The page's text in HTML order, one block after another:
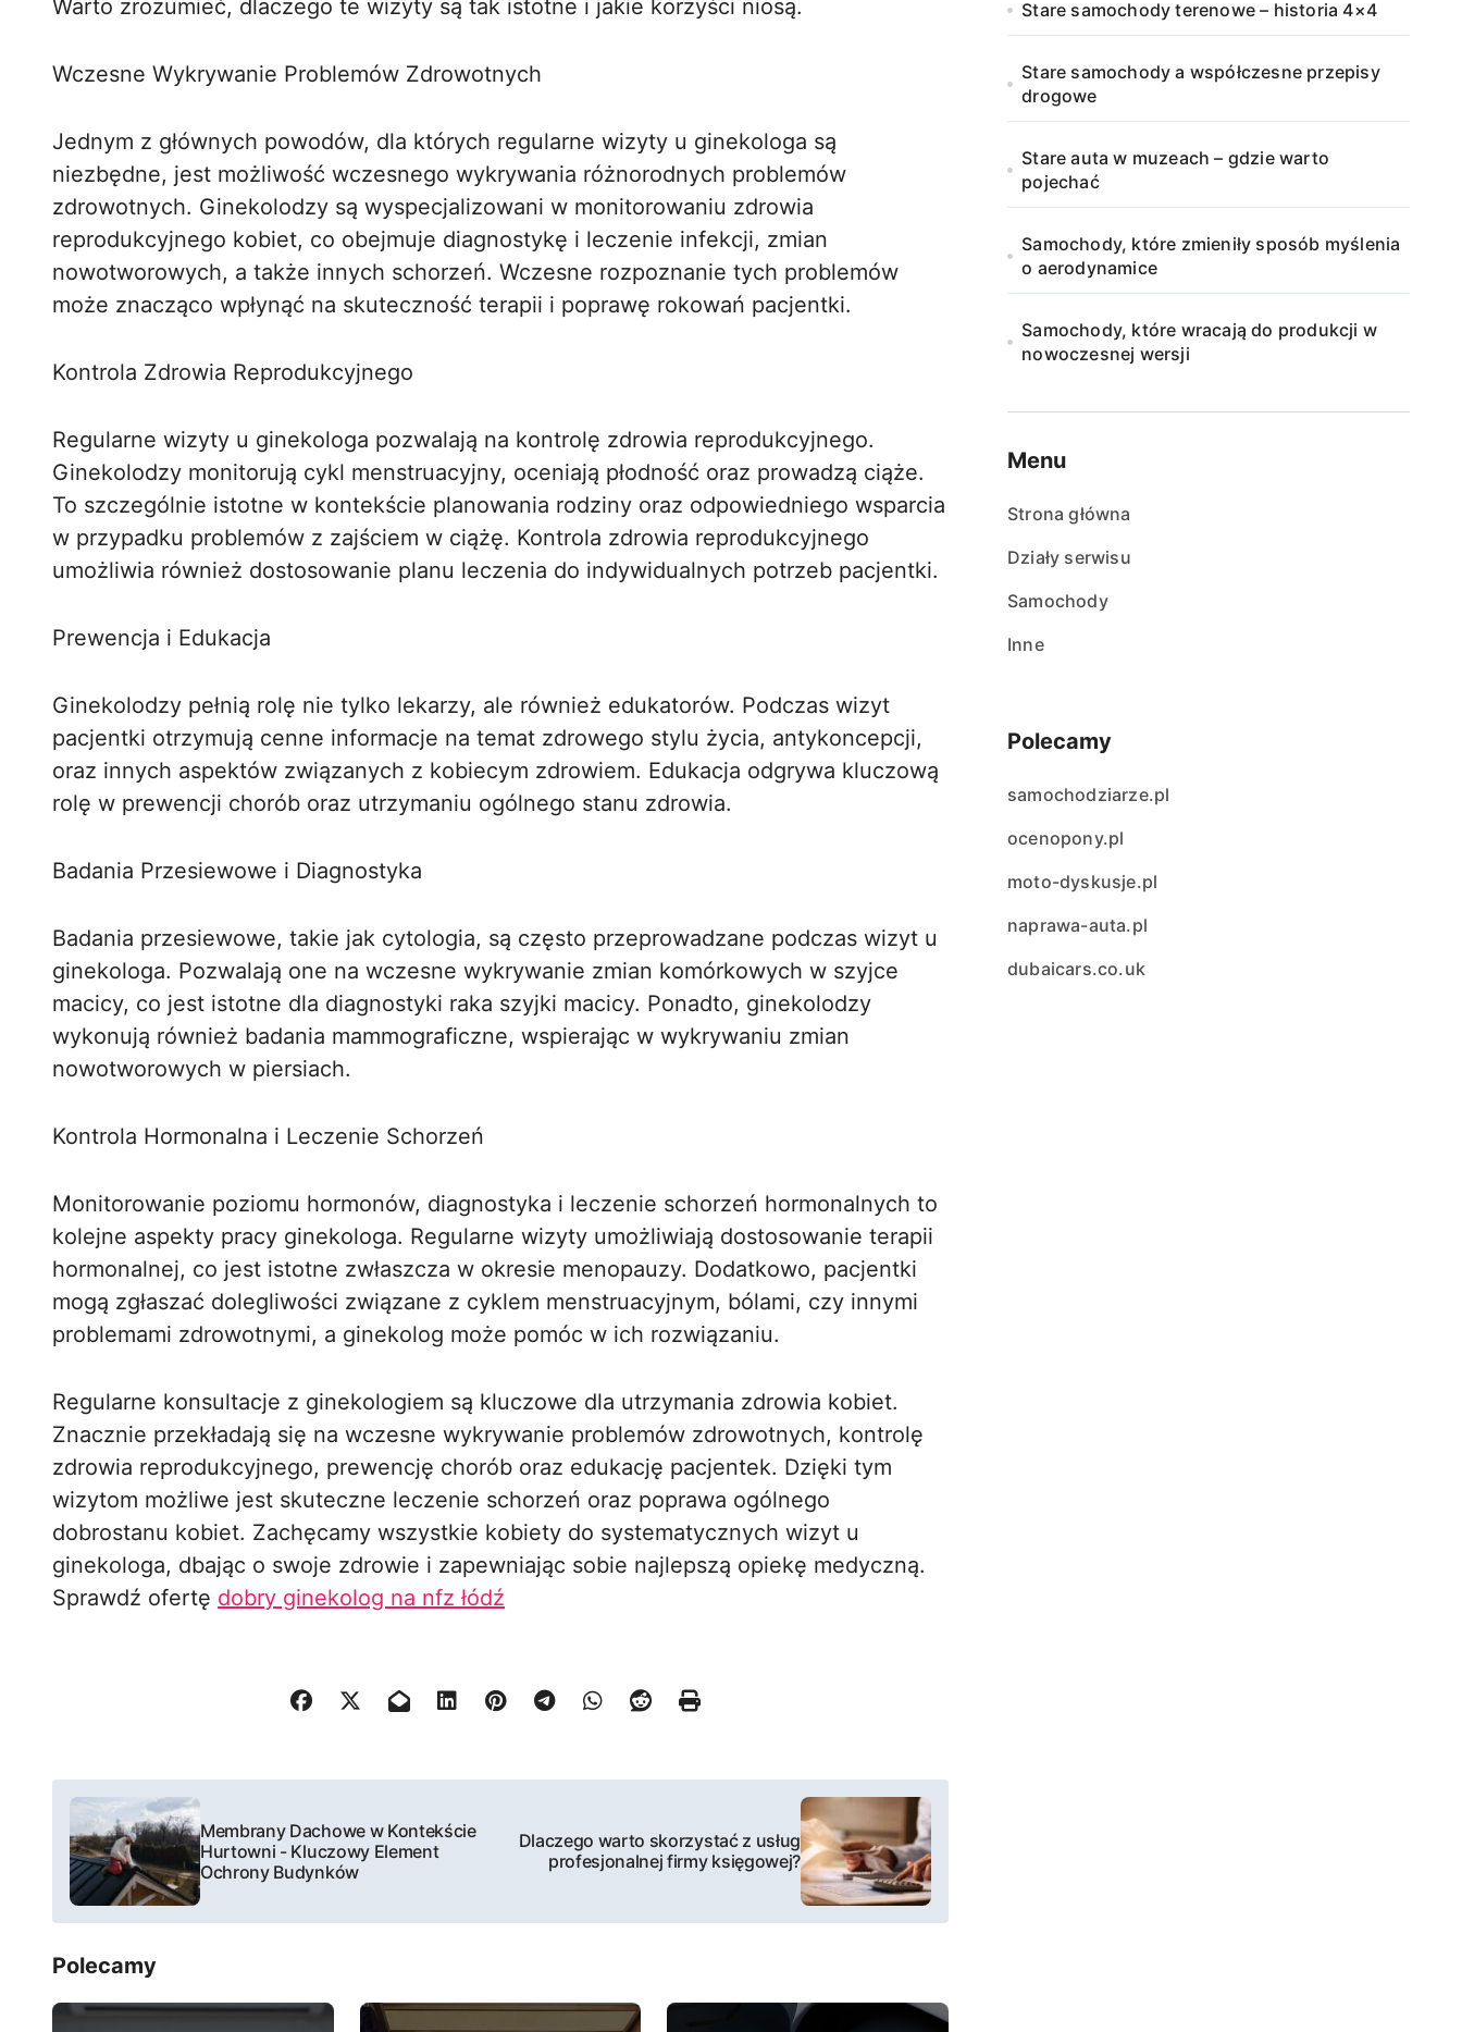
Warto zrozumieć, dlaczego te wizyty są tak istotne i jakie korzyści niosą.
Wczesne Wykrywanie Problemów Zdrowotnych
Jednym z głównych powodów, dla których regularne wizyty u ginekologa są
niezbędne, jest możliwość wczesnego wykrywania różnorodnych problemów
zdrowotnych. Ginekolodzy są wyspecjalizowani w monitorowaniu zdrowia
reprodukcyjnego kobiet, co obejmuje diagnostykę i leczenie infekcji, zmian
nowotworowych, a także innych schorzeń. Wczesne rozpoznanie tych problemów
może znacząco wpłynąć na skuteczność terapii i poprawę rokowań pacjentki.
Kontrola Zdrowia Reprodukcyjnego
Regularne wizyty u ginekologa pozwalają na kontrolę zdrowia reprodukcyjnego.
Ginekolodzy monitorują cykl menstruacyjny, oceniają płodność oraz prowadzą ciąże.
To szczególnie istotne w kontekście planowania rodziny oraz odpowiedniego wsparcia
w przypadku problemów z zajściem w ciążę. Kontrola zdrowia reprodukcyjnego
umożliwia również dostosowanie planu leczenia do indywidualnych potrzeb pacjentki.
Prewencja i Edukacja
Ginekolodzy pełnią rolę nie tylko lekarzy, ale również edukatorów. Podczas wizyt
pacjentki otrzymują cenne informacje na temat zdrowego stylu życia, antykoncepcji,
oraz innych aspektów związanych z kobiecym zdrowiem. Edukacja odgrywa kluczową
rolę w prewencji chorób oraz utrzymaniu ogólnego stanu zdrowia.
Badania Przesiewowe i Diagnostyka
Badania przesiewowe, takie jak cytologia, są często przeprowadzane podczas wizyt u
ginekologa. Pozwalają one na wczesne wykrywanie zmian komórkowych w szyjce
macicy, co jest istotne dla diagnostyki raka szyjki macicy. Ponadto, ginekolodzy
wykonują również badania mammograficzne, wspierając w wykrywaniu zmian
nowotworowych w piersiach.
Kontrola Hormonalna i Leczenie Schorzeń
Monitorowanie poziomu hormonów, diagnostyka i leczenie schorzeń hormonalnych to
kolejne aspekty pracy ginekologa. Regularne wizyty umożliwiają dostosowanie terapii
hormonalnej, co jest istotne zwłaszcza w okresie menopauzy. Dodatkowo, pacjentki
mogą zgłaszać dolegliwości związane z cyklem menstruacyjnym, bólami, czy innymi
problemami zdrowotnymi, a ginekolog może pomóc w ich rozwiązaniu.
Regularne konsultacje z ginekologiem są kluczowe dla utrzymania zdrowia kobiet.
Znacznie przekładają się na wczesne wykrywanie problemów zdrowotnych, kontrolę
zdrowia reprodukcyjnego, prewencję chorób oraz edukację pacjentek. Dzięki tym
wizytom możliwe jest skuteczne leczenie schorzeń oraz poprawa ogólnego
dobrostanu kobiet. Zachęcamy wszystkie kobiety do systematycznych wizyt u
ginekologa, dbając o swoje zdrowie i zapewniając sobie najlepszą opiekę medyczną.
Sprawdź ofertę dobry ginekolog na nfz łódź
N
w
i
g
Membrany Dachowe w Kontekście
Hurtowni - Kluczowy Element
Ochrony Budynków
Dlaczego warto skorzystać z usług
profesjonalnej firmy księgowej?
Polecamy
Stare samochody terenowe – historia 4×4
Stare samochody a współczesne przepisy
drogowe
Stare auta w muzeach – gdzie warto
pojechać
Samochody, które zmieniły sposób myślenia
o aerodynamice
Samochody, które wracają do produkcji w
nowoczesnej wersji
Menu
Strona główna
Działy serwisu
Samochody
Inne
Polecamy
samochodziarze.pl
ocenopony.pl
moto-dyskusje.pl
naprawa-auta.pl
dubaicars.co.uk